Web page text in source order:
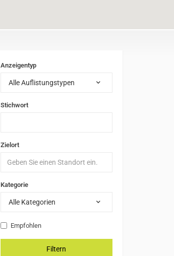
Anzeigentyp
Alle Auflistungstypen
Stichwort
Zielort
Kategorie
Alle Kategorien
Empfohlen
Filtern